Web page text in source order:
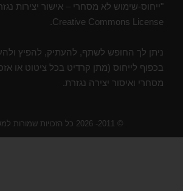
"ייחוס-שימוש לא מסחרי – אישור יצירות נגזרות 3.0
Creative Commons License.
ניתן לך החופש לשתף, להעתיק, להפיץ
בכפוף לייחוס (מתן קרדיט בכל ציטוט או
מסחרי ואיסור יצירה נגזרת.
© 2011- 2026 כל הזכויות שמורות למשכנתאמן